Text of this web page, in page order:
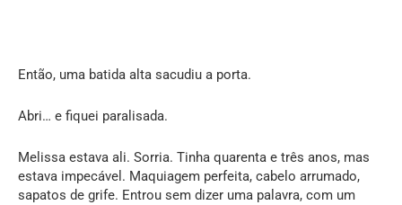
Então, uma batida alta sacudiu a porta.
Abri… e fiquei paralisada.
Melissa estava ali. Sorria. Tinha quarenta e três anos, mas
estava impecável. Maquiagem perfeita, cabelo arrumado,
sapatos de grife. Entrou sem dizer uma palavra, com um